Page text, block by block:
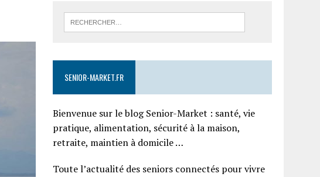
SENIOR-MARKET.FR
Bienvenue sur le blog Senior-Market : santé, vie
pratique, alimentation, sécurité à la maison,
retraite, maintien à domicile …
Toute l’actualité des seniors connectés pour vivre